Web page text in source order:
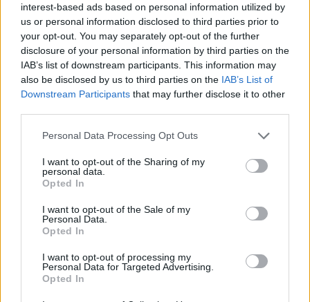
interest-based ads based on personal information utilized by
us or personal information disclosed to third parties prior to
your opt-out. You may separately opt-out of the further
disclosure of your personal information by third parties on the
IAB’s list of downstream participants. This information may
also be disclosed by us to third parties on the IAB’s List of
Downstream Participants that may further disclose it to other
Please note that this website/app uses one or more Google
not limited to your visit or usage behaviour. You may click to
grant or deny consent to Google and its third-party tags to
use your data for below specified purposes in below Google
consent section.
Personal Data Processing Opt Outs
I want to opt-out of the Sharing of my
personal data.
Opted In
I want to opt-out of the Sale of my
Personal Data.
Opted In
I want to opt-out of processing my
Personal Data for Targeted Advertising.
Opted In
Situado entre Agerola y Positano, es
considerada una de lasrutas de senderismo
más bellas del mundo , dado a su panorama
indescriptible. El sendero tiene unos 10
kilómetros de longitud y la visita dura unas
Punta Campanella
recorridopor las atracciones imperdibles de
la costa de Amalfi termina en Punta
Campanella. Es un lugar
verdaderamente
, desde el que es
posible observar el Golfo de Salerno, el de
Nápoles y admirar Capri, justo en frente.